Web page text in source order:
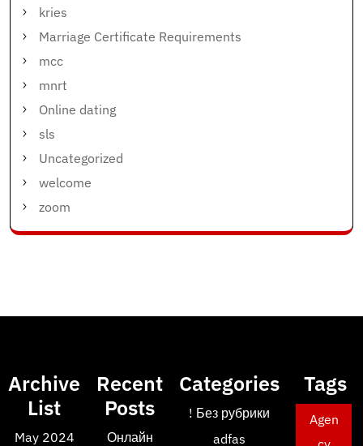
kries
Marriage Certificate Requirements
mcc
mnrt
Online dating
sls
Uncategorized
welcome
zoom
Archive
List
May 2024
Recent
Posts
Онлайн
Categories
! Без рубрики
adfas
Tags
Agen